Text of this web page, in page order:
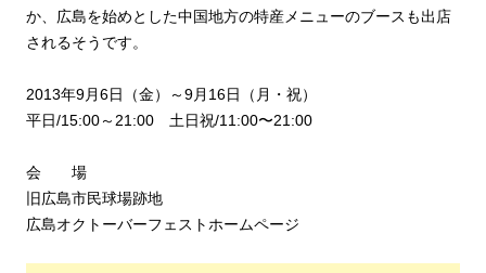
か、広島を始めとした中国地方の特産メニューのブースも出店
されるそうです。
2013年9月6日（金）～9月16日（月・祝）
平日/15:00～21:00 土日祝/11:00〜21:00
会 場
旧広島市民球場跡地
広島オクトーバーフェストホームページ